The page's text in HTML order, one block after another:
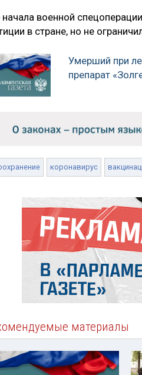
военной
в стране, но не
Умерший при
препарат
коронавирус
материалы